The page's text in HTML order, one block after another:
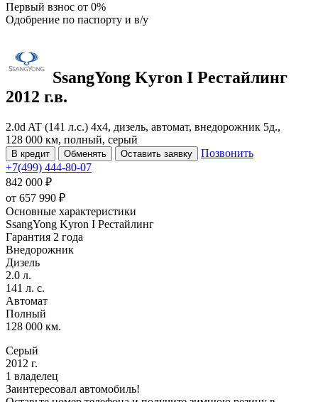
Первый взнос от 0%
Одобрение по паспорту и в/у
SsangYong Kyron I Рестайлинг
2012 г.в.
2.0d AT (141 л.с.) 4x4, дизель, автомат, внедорожник 5д.,
128 000 км, полный, серый
В кредит Обменять Оставить заявку
Позвонить
+7(499) 444-80-07
842 000 ₽
от 657 990 ₽
Основные характеристики
SsangYong Kyron I Рестайлинг
Гарантия 2 года
Внедорожник
Дизель
2.0 л.
141 л. с.
Автомат
Полный
128 000 км.
Серый
2012 г.
1 владелец
Заинтересовал автомобиль!